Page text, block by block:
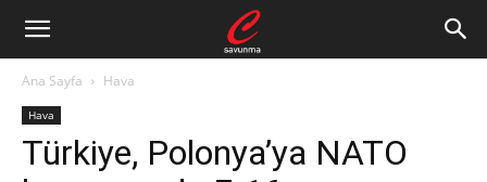
Ana Sayfa Hava
Hava
Türkiye, Polonya’ya NATO